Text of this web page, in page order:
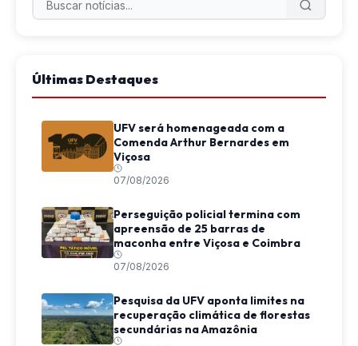
Últimas Destaques
UFV será homenageada com a
Comenda Arthur Bernardes em
Viçosa
07/08/2026
Perseguição policial termina com
apreensão de 25 barras de
maconha entre Viçosa e Coimbra
07/08/2026
Pesquisa da UFV aponta limites na
recuperação climática de florestas
secundárias na Amazônia